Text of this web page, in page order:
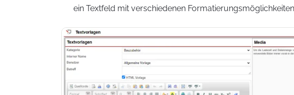
ein Textfeld mit verschiedenen Formatierungsmöglichkeiten